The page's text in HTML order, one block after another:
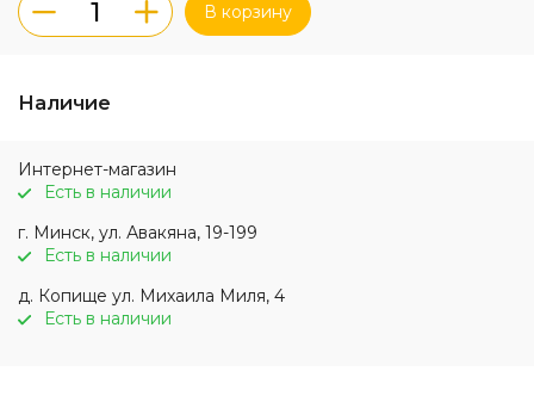
В корзину
Наличие
Интернет-магазин
Есть в наличии
г. Минск, ул. Авакяна, 19-199
Есть в наличии
д. Копище ул. Михаила Миля, 4
Есть в наличии